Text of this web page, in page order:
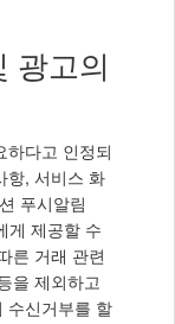
광고의
하다고 인정되
항, 서비스 화
푸시알림
게 제공할 수
른 거래 관련
을 제외하고
수신거부를 할